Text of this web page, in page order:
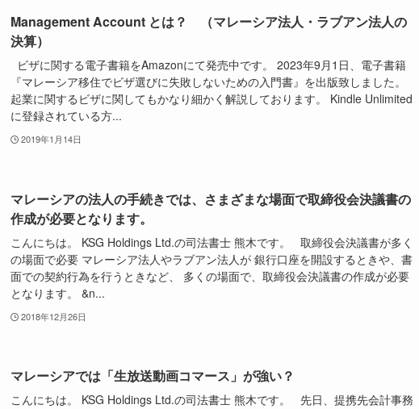
Management Account とは？ （マレーシア法人・ラブアン法人の
決算）
ビザに関する電子書籍をAmazonにて発売中です。 2023年9月1日、電子書籍
『マレーシア移住でビザ選びに失敗しないための入門書』を出版致しました。
起業に関するビザに関してもかなり細かく解説しております。 Kindle Unlimited
に登録されている方...
2019年1月14日
マレーシアの法人の手続きでは、さまざまな場面で取締役会決議書の
作成が必要となります。
こんにちは。 KSG Holdings Ltd.の司法書士 熊木です。 取締役会決議書が多く
の場面で必要 マレーシア法人やラブアン法人が 銀行口座を開設するときや、書
面での契約行為を行うときなど、 多くの場面で、取締役会決議書の作成が必要
となります。 &n...
2018年12月26日
マレーシアでは「生放送動画コマース」が強い？
こんにちは。 KSG Holdings Ltd.の司法書士 熊木です。 先日、提携先会計事務